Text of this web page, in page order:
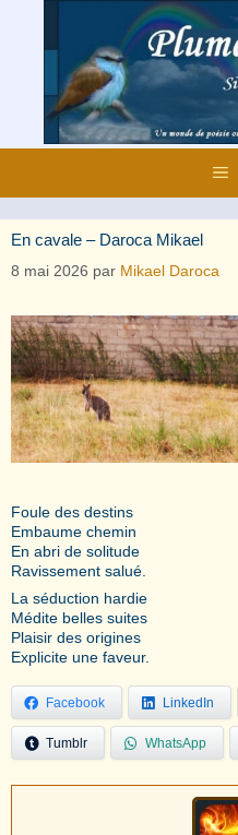
contenu
En cavale – Daroca Mikael
8 mai 2026 par Mikael Daroca
Foule des destins
Embaume chemin
En abri de solitude
Ravissement salué.
La séduction hardie
Médite belles suites
Plaisir des origines
Explicite une faveur.
Facebook LinkedIn
Tumblr WhatsApp